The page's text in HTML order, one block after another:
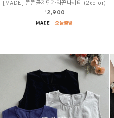
[MADE] 쫀쫀골지단가라끈나시티 (2color)
12,900